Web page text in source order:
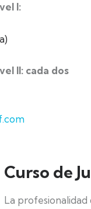
I:
II: cada dos
Curso de
La profesionalidad